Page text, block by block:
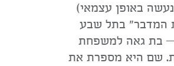
באופן עצמאי)
המדבר" בתל שבע
– בת גאה למשפחת
שם היא מספרת את